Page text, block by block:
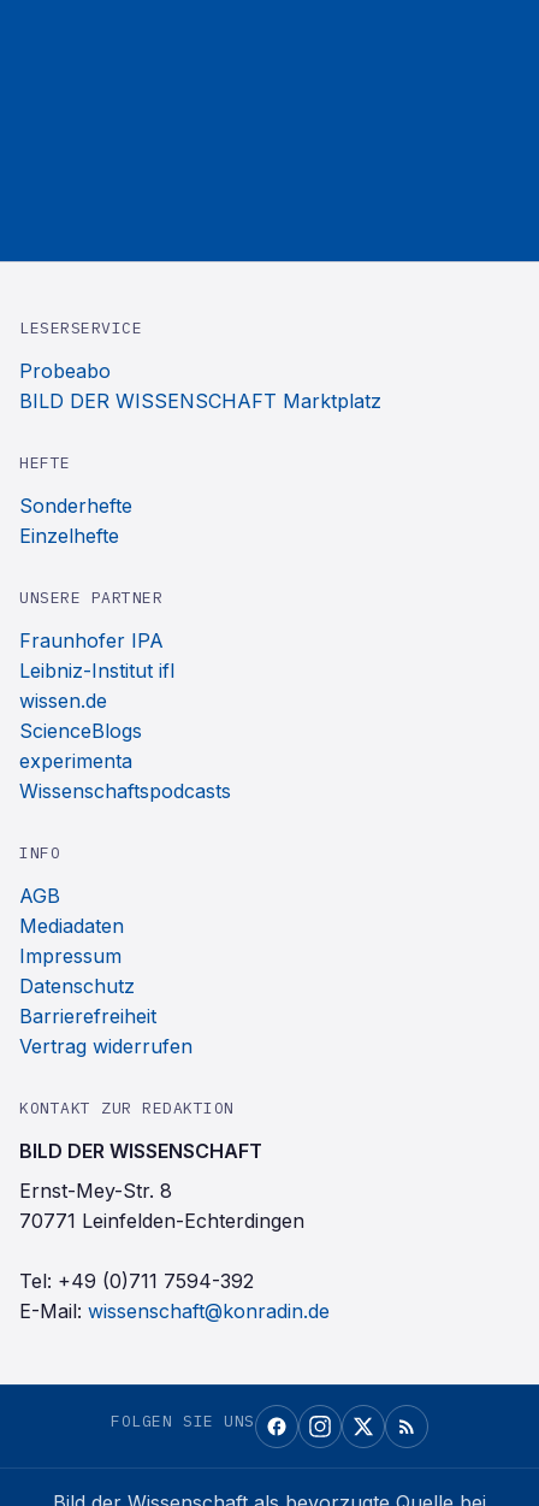
LESERSERVICE
Probeabo
BILD DER WISSENSCHAFT Marktplatz
HEFTE
Sonderhefte
Einzelhefte
UNSERE PARTNER
Fraunhofer IPA
Leibniz-Institut ifl
wissen.de
ScienceBlogs
experimenta
Wissenschaftspodcasts
INFO
AGB
Mediadaten
Impressum
Datenschutz
Barrierefreiheit
Vertrag widerrufen
KONTAKT ZUR REDAKTION
BILD DER WISSENSCHAFT
Ernst-Mey-Str. 8
70771 Leinfelden-Echterdingen
Tel: +49 (0)711 7594-392
E-Mail: wissenschaft@konradin.de
FOLGEN SIE UNS